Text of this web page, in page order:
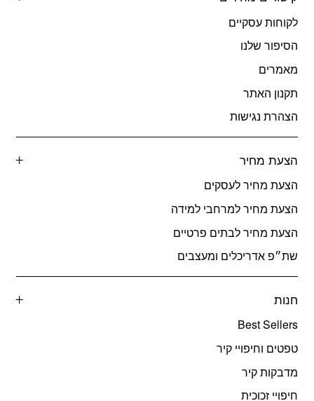
לקוחות עסקיים
הסיפור שלנו
מאמרים
תקנון האתר
הצהרת נגישות
הצעת מחיר
הצעת מחיר לעסקים
הצעת מחיר למרחבי למידה
הצעת מחיר לבתים פרטיים
שת״פ אדריכלים ומעצבים
חנות
Best Sellers
טפטים וחיפויי קיר
מדבקות קיר
חיפויי זכוכית